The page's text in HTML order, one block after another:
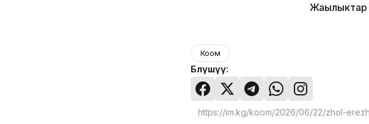
Коом
Бөлүшүү: